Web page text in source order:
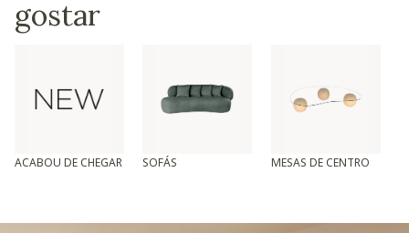
gostar
ACABOU DE CHEGAR SOFÁS MESAS DE CENTRO